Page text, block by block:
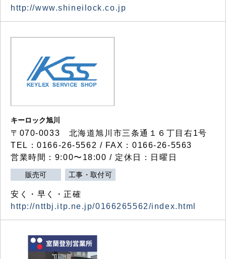
http://www.shineilock.co.jp
キーロック旭川
〒070-0033 北海道旭川市三条通１６丁目右1号
TEL：0166-26-5562 / FAX：0166-26-5563
営業時間：9:00〜18:00 / 定休日：日曜日
販売可 工事・取付可
安く・早く・正確
http://nttbj.itp.ne.jp/0166265562/index.html